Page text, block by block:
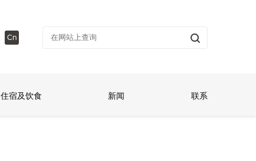
Cn
住宿及饮食 新闻 联系